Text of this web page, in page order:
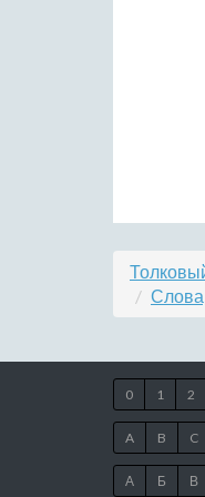
0 1 2
A B C
А Б В